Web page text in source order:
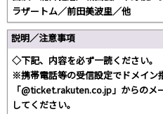
ラザートム／前田美波里／他
説明／注意事項
◇下記、内容を必ず一読ください。
※携帯電話等の受信設定でドメイン
「@ticket.rakuten.co.jp」からの
してください。